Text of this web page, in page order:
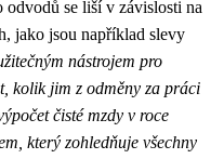
se liší v závislosti na
jako jsou například slevy
nástrojem pro
kolik jim z odměny za práci
čisté mzdy v roce
který zohledňuje všechny